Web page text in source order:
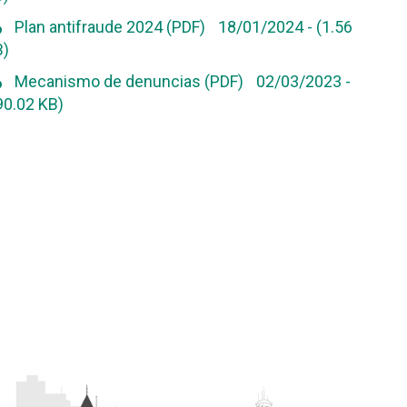
Plan antifraude 2024 (PDF) 18/01/2024- (1.56
Mecanismo de denuncias (PDF) 02/03/2023 -
KB)